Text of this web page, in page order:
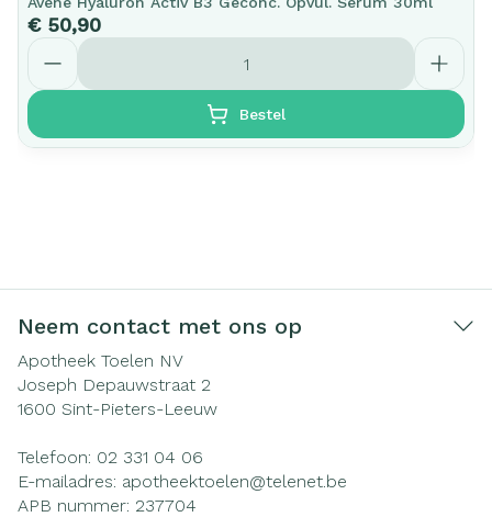
€ 50,90
Aantal
Bestel
Neem contact met ons op
Apotheek Toelen NV
Joseph Depauwstraat 2
1600 Sint-Pieters-Leeuw
Telefoon: 02 331 04 06
E-mailadres: apotheektoelen@telenet.be
APB nummer: 237704